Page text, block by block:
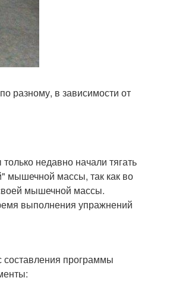
разному, в зависимости от
недавно начали тягать
мышечной массы, так как во
мышечной массы.
выполнения упражнений
программы